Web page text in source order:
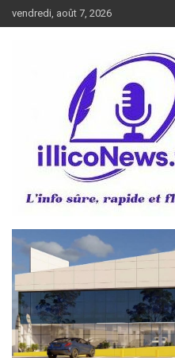
au
vendredi, août 7, 2026
illiconews